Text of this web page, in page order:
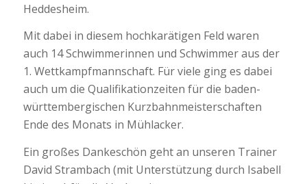
Heddesheim.
Mit dabei in diesem hochkarätigen Feld waren
auch 14 Schwimmerinnen und Schwimmer aus der
1. Wettkampfmannschaft. Für viele ging es dabei
auch um die Qualifikationzeiten für die baden-
württembergischen Kurzbahnmeisterschaften
Ende des Monats in Mühlacker.
Ein großes Dankeschön geht an unseren Trainer
David Strambach (mit Unterstützung durch Isabell